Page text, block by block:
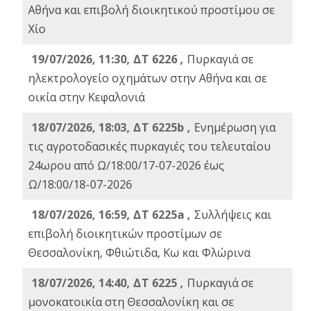
Αθήνα και επιβολή διοικητικού προστίμου σε
Χίο
19/07/2026, 11:30, ΔΤ 6226 , Πυρκαγιά σε
ηλεκτρολογείο οχημάτων στην Αθήνα και σε
οικία στην Κεφαλονιά
18/07/2026, 18:03, ΔΤ 6225b , Ενημέρωση για
τις αγροτοδασικές πυρκαγιές του τελευταίου
24ωρου από Ω/18:00/17-07-2026 έως
Ω/18:00/18-07-2026
18/07/2026, 16:59, ΔT 6225a , Συλλήψεις και
επιβολή διοικητικών προστίμων σε
Θεσσαλονίκη, Φθιώτιδα, Κω και Φλώρινα
18/07/2026, 14:40, ΔΤ 6225 , Πυρκαγιά σε
μονοκατοικία στη Θεσσαλονίκη και σε